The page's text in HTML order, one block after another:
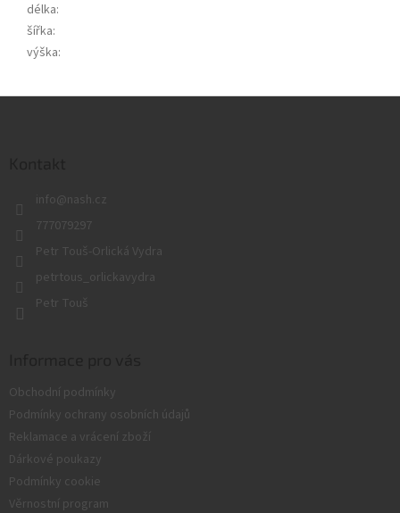
délka:
šířka:
výška:
info@nash.cz
777079297
Petr Touš-Orlická Vydra
petrtous_orlickavydra
Petr Touš
Obchodní podmínky
Podmínky ochrany osobních údajů
Reklamace a vrácení zboží
Dárkové poukazy
Podmínky cookie
Věrnostní program